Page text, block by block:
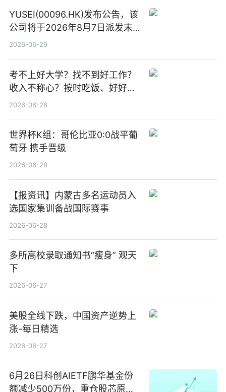
YUSEI(00096.HK)发布公告，该
公司将于2026年8月7日派发末
期股息每股人民币0.013元 每日
2026-06-29
考不上好大学？找不到好工作？
收入不称心？按时吃饭、好好睡
觉
2026-06-28
世界杯K组：哥伦比亚0:0战平葡
萄牙 携手晋级
2026-06-28
【报资讯】内蒙古多名运动员入
选国家集训备战国际赛事
2026-06-28
多所高校录取通知书“瘦身” 观天
下
2026-06-27
美股全线下跌，中国资产逆势上
涨-每日精选
2026-06-27
6月26日科创AIETF鹏华基金份
额减少500万份，重仓股芯原股